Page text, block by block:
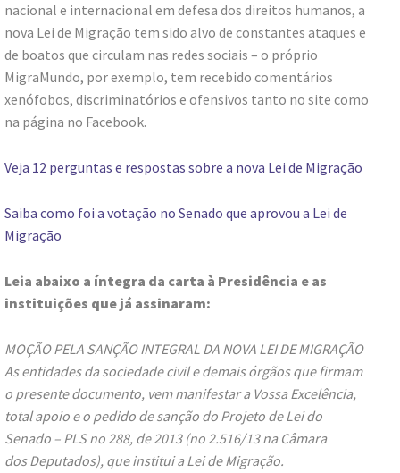
nacional e internacional em defesa dos direitos humanos, a
nova Lei de Migração tem sido alvo de constantes ataques e
de boatos que circulam nas redes sociais – o próprio
MigraMundo, por exemplo, tem recebido comentários
xenófobos, discriminatórios e ofensivos tanto no site como
na página no Facebook.
Veja 12 perguntas e respostas sobre a nova Lei de Migração
Saiba como foi a votação no Senado que aprovou a Lei de
Migração
Leia abaixo a íntegra da carta à Presidência e as
instituições que já assinaram:
MOÇÃO PELA SANÇÃO INTEGRAL DA NOVA LEI DE MIGRAÇÃO
As entidades da sociedade civil e demais órgãos que firmam
o presente documento, vem manifestar a Vossa Excelência,
total apoio e o pedido de sanção do Projeto de Lei do
Senado – PLS no 288, de 2013 (no 2.516/13 na Câmara
dos Deputados), que institui a Lei de Migração.